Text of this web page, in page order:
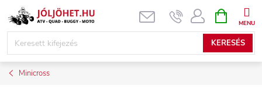
Ugrás
KERESÉS
KOSÁR
Minicross